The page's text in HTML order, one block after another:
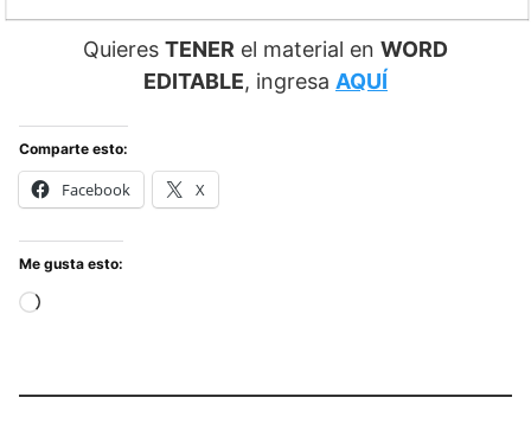
Quieres TENER el material en WORD
EDITABLE, ingresa AQUÍ
Comparte esto:
Facebook X
Me gusta esto:
Cargando...